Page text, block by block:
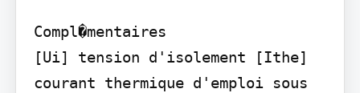
Compl�mentaires
[Ui] tension d'isolement [Ithe]
courant thermique d'emploi sous